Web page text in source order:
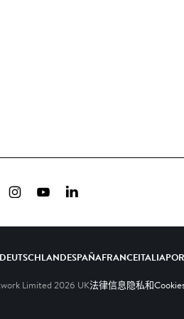
InstagramYouTubeLinkedIn
DEUTSCHLANDESPAÑAFRANCEITALIA
Limited 2026 UK法律信息隐私和